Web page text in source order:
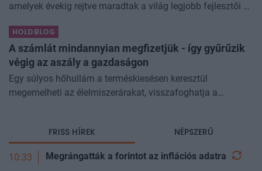
amelyek évekig rejtve maradtak a világ legjobb fejlesztői és
különösen nagy...
HOLDBLOG
A számlát mindannyian megfizetjük - így gyűrűzik
végig az aszály a gazdaságon
Egy súlyos hőhullám a terméskiesésen keresztül
megemelheti az élelmiszerárakat, visszafoghatja a
FRISS HÍREK NÉPSZERŰ
10:33 Megrángatták a forintot az inflációs adatra